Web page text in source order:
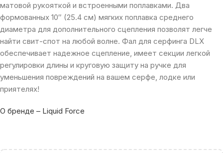
матовой рукояткой и встроенными поплавками. Два
формованных 10″ (25.4 см) мягких поплавка среднего
диаметра для дополнительного сцепления позволят легче
найти свит-спот на любой волне. Фал для серфинга DLX
обеспечивает надежное сцепление, имеет секции легкой
регулировки длины и круговую защиту на ручке для
уменьшения повреждений на вашем серфе, лодке или
приятелях!
О бренде – Liquid Force